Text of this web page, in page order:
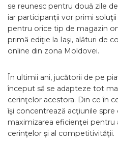
se reunesc pentru două zile
iar participanții vor primi
pentru orice tip de magazin
primă ediţie la Iaşi, alături de
online din zona Moldovei.
În ultimii ani, jucătorii de pe
început să se adapteze tot
cerinţelor acestora. Din ce în
îşi concentrează acţiunile
maximizarea eficienţei pentru
cerinţelor şi al competitivităţii.